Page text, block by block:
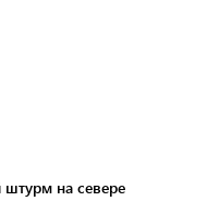
штурм на севере